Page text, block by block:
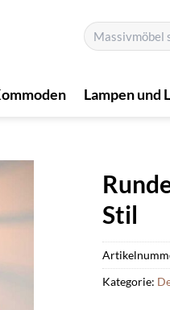
Suchen
nach:
Lampen und
Stil
Kategorie: